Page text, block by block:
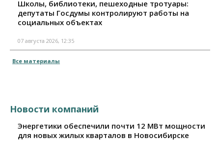
Школы, библиотеки, пешеходные тротуары:
депутаты Госдумы контролируют работы на
социальных объектах
07 августа 2026, 12:35
Все материалы
Новости компаний
Энергетики обеспечили почти 12 МВт мощности
для новых жилых кварталов в Новосибирске